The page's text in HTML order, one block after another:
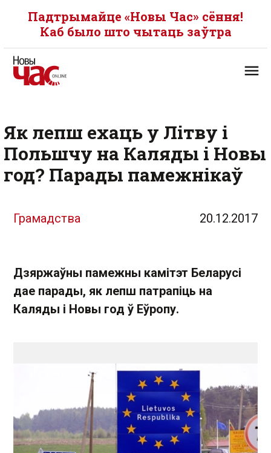
Падтрымайце «Новы Час» сёння!
Каб было што чытаць заўтра
Як лепш ехаць у Літву і
Польшчу на Каляды і Новы
год? Парады памежнікаў
Грамадства 20.12.2017
Дзяржаўны памежны камітэт Беларусі
дае парады, як лепш патрапіць на
Каляды і Новы год ў Еўропу.